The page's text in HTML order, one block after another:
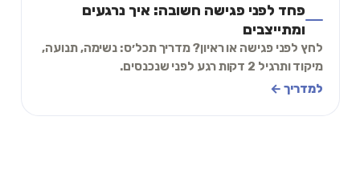
פחד לפני פגישה חשובה: איך נרגעים
ומתייצבים
לחץ לפני פגישה או ראיון? מדריך תכל׳ס: נשימה, תנועה,
מיקוד ותרגיל 2 דקות רגע לפני שנכנסים.
למדריך ←